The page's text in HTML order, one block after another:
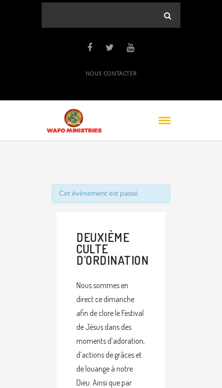
NOUS CONTACTER
Cet évènement est passé
DEUXIÈME
CULTE
D’ORDINATION
Nous sommes en
direct ce dimanche
afin de clore le Festival
de Jésus dans des
moments d’adoration,
d’actions de grâces et
de louange à notre
Dieu. Ainsi que par